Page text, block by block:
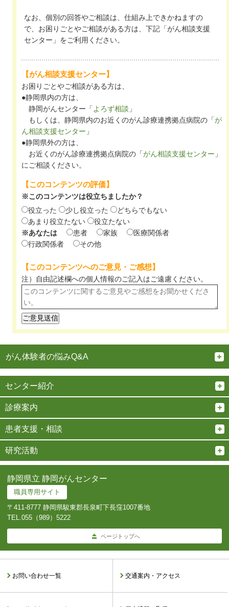
なお、個別の回答やご相談は、仕組み上できかねますの
で、お困りごとやご相談がある方は、下記「がん相談支援
センター」をご利用ください。
【がん相談支援センター】
お困りごとやご相談がある方は、
●静岡県内の方は、
静岡がんセンター「 よろず相談 」
もしくは、静岡県内のお近くのがん診療連携拠点病院の「が
ん相談支援センター 」
●静岡県外の方は、
お近くのがん診療連携拠点病院の「がん相談支援センター 」
にご相談ください。
【このコンテンツの評価】
※このコンテンツは役立ちましたか？
役立った
少し役立った
どちらでもない
あまり役立たない
役立たない
※あなたは
患者 家族
医療関係者
行政関係者
その他
【このコンテンツへのご意見・ご感想】
注）自由記述欄への個人情報のご記入はご遠慮ください。
がん体験者の悩みQ&A
センター紹介
診療案内
患者支援・相談
研究活動
静岡県立 静岡がんセンター
職員専用サイト
〒411-8777 静岡県駿東郡長泉町下長窪1007番地
TEL.055（989）5222
ページトップへ
お問い合わせ一覧 交通案内・アクセス